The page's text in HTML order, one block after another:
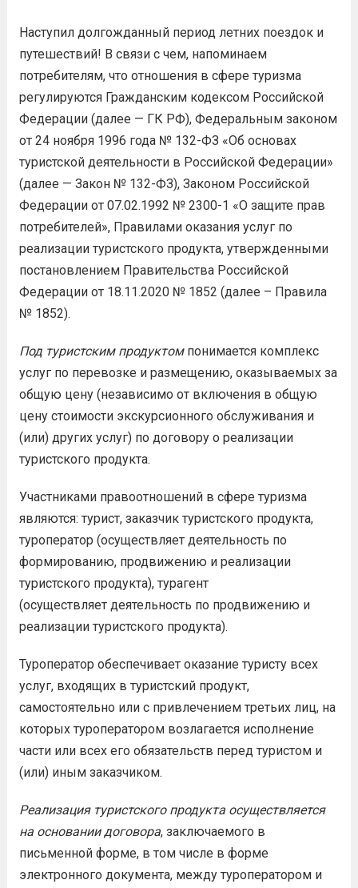
Наступил долгожданный период летних поездок и
путешествий! В связи с чем, напоминаем
потребителям, что отношения в сфере туризма
регулируются Гражданским кодексом Российской
Федерации (далее — ГК РФ), Федеральным законом
от 24 ноября 1996 года № 132-ФЗ «Об основах
туристской деятельности в Российской Федерации»
(далее — Закон № 132-ФЗ), Законом Российской
Федерации от 07.02.1992 № 2300-1 «О защите прав
потребителей», Правилами оказания услуг по
реализации туристского продукта, утвержденными
постановлением Правительства Российской
Федерации от 18.11.2020 № 1852 (далее – Правила
№ 1852).
Под туристским продуктомпонимается комплекс
услуг по перевозке и размещению, оказываемых за
общую цену (независимо от включения в общую
цену стоимости экскурсионного обслуживания и
(или) других услуг) по договору о реализации
туристского продукта.
Участниками правоотношений в сфере туризма
являются: турист, заказчик туристского продукта,
туроператор (осуществляет деятельность по
формированию, продвижению и реализации
туристского продукта), турагент
(осуществляет деятельность по продвижению и
реализации туристского продукта).
Туроператор обеспечивает оказание туристу всех
услуг, входящих в туристский продукт,
самостоятельно или с привлечением третьих лиц, на
которых туроператором возлагается исполнение
части или всех его обязательств перед туристом и
(или) иным заказчиком.
Реализация туристского продукта осуществляется
на основании договора, заключаемого в
письменной форме, в том числе в форме
электронного документа, между туроператором и